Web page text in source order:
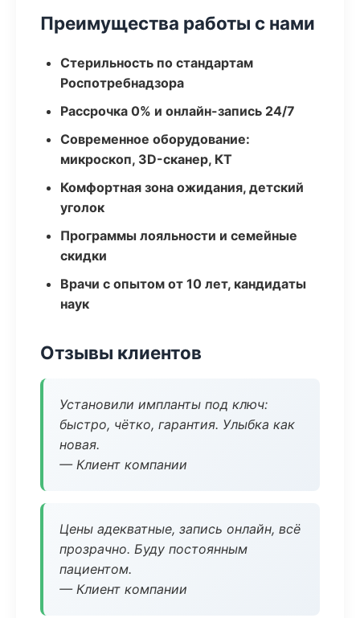
Преимущества работы с нами
Стерильность по стандартам
Роспотребнадзора
Рассрочка 0% и онлайн-запись 24/7
Современное оборудование:
микроскоп, 3D-сканер, КТ
Комфортная зона ожидания, детский
уголок
Программы лояльности и семейные
скидки
Врачи с опытом от 10 лет, кандидаты
наук
Отзывы клиентов
Установили импланты под ключ:
быстро, чётко, гарантия. Улыбка как
новая.
— Клиент компании
Цены адекватные, запись онлайн, всё
прозрачно. Буду постоянным
пациентом.
— Клиент компании